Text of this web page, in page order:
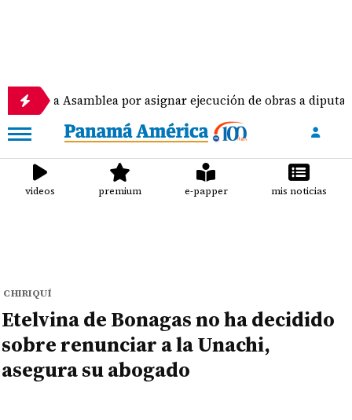
por asignar ejecución de obras a diputados
videos premium e-papper mis noticias
CHIRIQUÍ
Etelvina de Bonagas no ha decidido
sobre renunciar a la Unachi,
asegura su abogado